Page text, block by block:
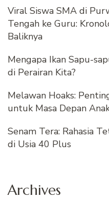
Viral Siswa SMA di
Tengah ke Guru:
Baliknya
Mengapa Ikan Sapu-
di Perairan Kita?
Melawan Hoaks:
untuk Masa Depan
Senam Tera: Rahasia
di Usia 40 Plus
Archives